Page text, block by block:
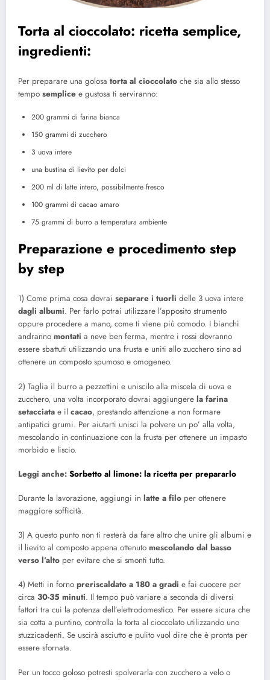
Torta al cioccolato: ricetta semplice,
ingredienti:
Per preparare una golosa torta al cioccolato che sia allo stesso
tempo semplice e gustosa ti serviranno:
200 grammi di farina bianca
150 grammi di zucchero
3 uova intere
una bustina di lievito per dolci
200 ml di latte intero, possibilmente fresco
100 grammi di cacao amaro
75 grammi di burro a temperatura ambiente
Preparazione e procedimento step
by step
1) Come prima cosa dovrai separare i tuorli delle 3 uova intere
dagli albumi. Per farlo potrai utilizzare l’apposito strumento
oppure procedere a mano, come ti viene più comodo. I bianchi
andranno montati a neve ben ferma, mentre i rossi dovranno
essere sbattuti utilizzando una frusta e uniti allo zucchero sino ad
ottenere un composto spumoso e omogeneo.
2) Taglia il burro a pezzettini e uniscilo alla miscela di uova e
zucchero, una volta incorporato dovrai aggiungere la farina
setacciata e il cacao, prestando attenzione a non formare
antipatici grumi. Per aiutarti unisci la polvere un po’ alla volta,
mescolando in continuazione con la frusta per ottenere un impasto
morbido e liscio.
Leggi anche: Sorbetto al limone: la ricetta per prepararlo
Durante la lavorazione, aggiungi in latte a filo per ottenere
maggiore sofficità.
3) A questo punto non ti resterà da fare altro che unire gli albumi e
il lievito al composto appena ottenuto mescolando dal basso
verso l’alto per evitare che si smonti tutto.
4) Metti in forno preriscaldato a 180 a gradi e fai cuocere per
circa 30-35 minuti. Il tempo può variare a seconda di diversi
fattori tra cui la potenza dell’elettrodomestico. Per essere sicura che
sia cotta a puntino, controlla la torta al cioccolato utilizzando uno
stuzzicadenti. Se uscirà asciutto e pulito vuol dire che è pronta per
essere sfornata.
Per un tocco goloso potresti spolverarla con zucchero a velo o